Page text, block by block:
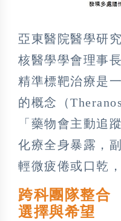
亞東醫院醫學研
核醫學學會理事
精準標靶治療是
的概念（
「藥物會主動追
化療全身暴露，
輕微疲倦或口乾
跨科團隊整
選擇與希望